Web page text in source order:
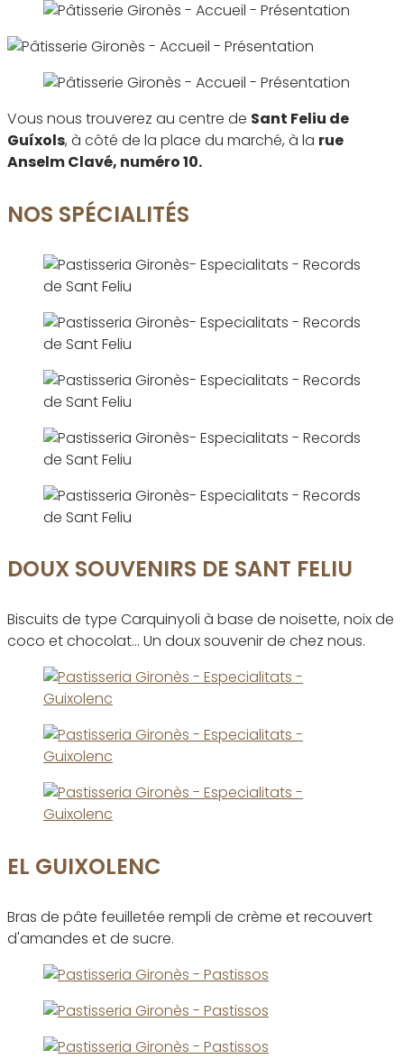
Vous nous trouverez au centre de Sant Feliu de
Guíxols, à côté de la place du marché, à la rue
Anselm Clavé, numéro 10.
NOS SPÉCIALITÉS
DOUX SOUVENIRS DE SANT FELIU
Biscuits de type Carquinyoli à base de noisette, noix de
coco et chocolat… Un doux souvenir de chez nous.
EL GUIXOLENC
Bras de pâte feuilletée rempli de crème et recouvert
d'amandes et de sucre.